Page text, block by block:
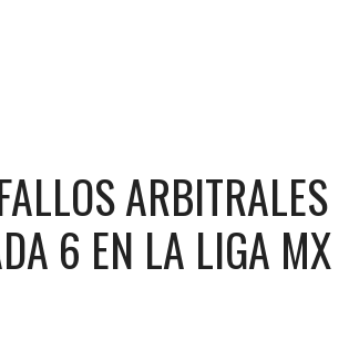
ARBITRALES
6 EN LA LIGA MX